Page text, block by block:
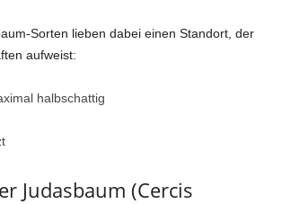
Sorten lieben dabei einen Standort, der
aufweist:
halbschattig
Judasbaum (Cercis